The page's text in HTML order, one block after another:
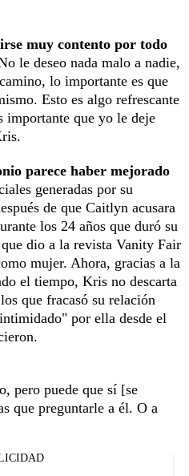
muy contento por todo
le deseo nada malo a nadie,
lo importante es que
Esto es algo refrescante
importante que yo le deje
parece haber mejorado
generadas por su
de que Caitlyn acusara
los 24 años que duró su
dio a la revista Vanity Fair
mujer. Ahora, gracias a la
el tiempo, Kris no descarta
que fracasó su relación
por ella desde el
pero puede que sí [se
que preguntarle a él. O a